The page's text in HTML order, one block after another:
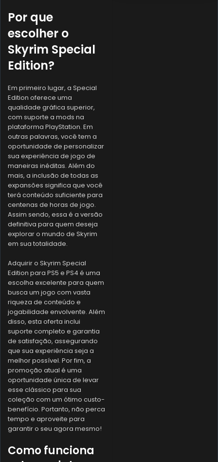
Por que
escolher o
Skyrim Special
Edition?
Em primeiro lugar, a Special
Edition oferece uma
qualidade gráfica superior,
com suporte a mods na
plataforma PlayStation. Em
outras palavras, você tem a
oportunidade de personalizar
sua experiência de jogo de
maneiras inéditas. Além do
mais, a inclusão de todas as
expansões significa que você
terá conteúdo suficiente para
centenas de horas de jogo.
Assim sendo, essa é a versão
definitiva para quem deseja
explorar o mundo de Skyrim
em sua totalidade.
Adquirir o Skyrim Special
Edition para PS5 e PS4 é uma
escolha excelente para quem
busca um jogo com vasta
riqueza de conteúdo e
jogabilidade envolvente. Além
disso, esta oferta inclui
suporte completo e garantia
de satisfação, assegurando
que sua experiência seja a
melhor possível. Por fim, a
promoção atual é uma
oportunidade única de levar
esse clássico para sua
coleção com um ótimo custo-
benefício. Portanto, não perca
tempo e aproveite para
garantir o seu agora mesmo!
Como funciona